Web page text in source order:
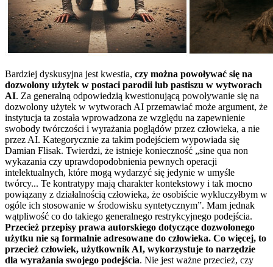
Bardziej dyskusyjna jest kwestia, czy można powoływać się na
dozwolony użytek w postaci parodii lub pastiszu w wytworach
AI. Za generalną odpowiedzią kwestionującą powoływanie się na
dozwolony użytek w wytworach AI przemawiać może argument, że
instytucja ta została wprowadzona ze względu na zapewnienie
swobody twórczości i wyrażania poglądów przez człowieka, a nie
przez AI. Kategorycznie za takim podejściem wypowiada się
Damian Flisak. Twierdzi, że istnieje konieczność „sine qua non
wykazania czy uprawdopodobnienia pewnych operacji
intelektualnych, które mogą wydarzyć się jedynie w umyśle
twórcy... Te kontratypy mają charakter kontekstowy i tak mocno
powiązany z działalnością człowieka, że osobiście wykluczyłbym w
ogóle ich stosowanie w środowisku syntetycznym”. Mam jednak
wątpliwość co do takiego generalnego restrykcyjnego podejścia.
Przecież przepisy prawa autorskiego dotyczące dozwolonego
użytku nie są formalnie adresowane do człowieka. Co więcej, to
przecież człowiek, użytkownik AI, wykorzystuje to narzędzie
dla wyrażania swojego podejścia. Nie jest ważne przecież, czy